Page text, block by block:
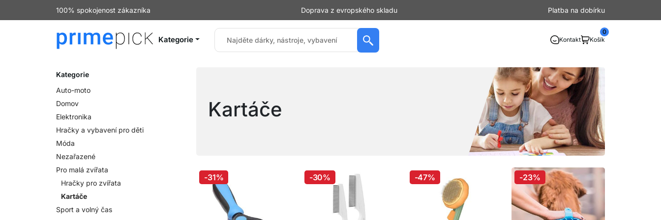
100% spokojenost zákazníka Doprava z evropského skladu Platba na dobírku
Kategorie Kontakt Košík
0
Kartáče
-31% -30% -47% -23%
Kategorie
Auto-moto
Domov
Elektronika
Hračky a vybavení pro děti
Móda
Nezařazené
Pro malá zvířata
Hračky pro zvířata
Kartáče
Sport a volný čas